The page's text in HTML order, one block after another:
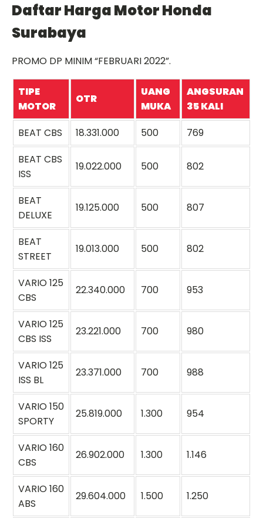
Daftar Harga Motor Honda
Surabaya
PROMO DP MINIM “FEBRUARI 2022”.
TIPE
MOTOR
OTR
UANG
MUKA
ANGSURAN
35 KALI
BEAT CBS
18.331.000 500
769
BEAT CBS
ISS
19.022.000 500 802
BEAT
DELUXE
19.125.000 500 807
BEAT
STREET
19.013.000 500 802
VARIO 125
CBS
22.340.000 700 953
VARIO 125
CBS ISS
23.221.000 700 980
VARIO 125
ISS BL
23.371.000 700 988
VARIO 150
SPORTY
25.819.000 1.300 954
VARIO 160
CBS
26.902.000 1.300 1.146
VARIO 160
ABS
29.604.000 1.500 1.250